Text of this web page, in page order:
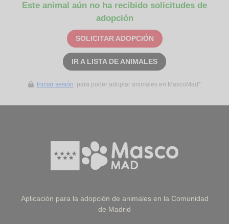
Este animal aún no ha recibido solicitudes de
adopción
SOLICITAR ADOPCIÓN
IR A LISTA DE ANIMALES
Iniciar sesión para poder adoptar animales en MascoMad*
Aplicación para la adopción de animales en la Comunidad
de Madrid